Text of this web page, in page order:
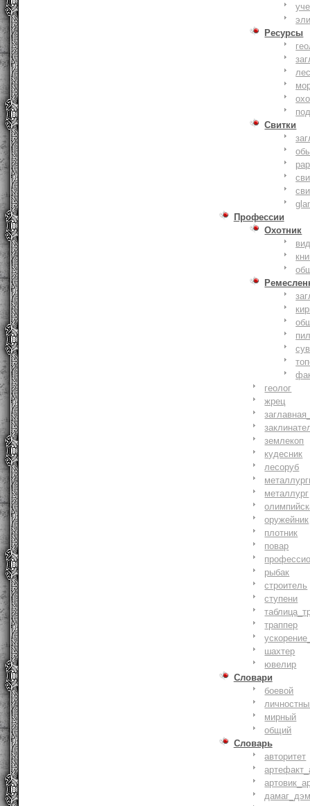
Ресурсы
Свитки
Профессии
Охотник
геолог
жрец
землекоп
кудесник
лесоруб
металлург
оружейник
плотник
повар
рыбак
строитель
ступени
траппер
шахтер
ювелир
Словари
боевой
мирный
общий
Словарь
авторитет